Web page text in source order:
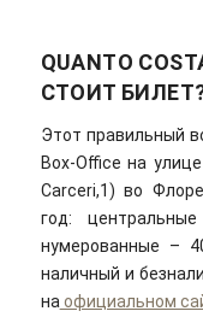
QUANTO
СТОИТ
Этот правильный
Box-Office на
Carceri,1) во
год:
нумерованные –
наличный и
на официальном